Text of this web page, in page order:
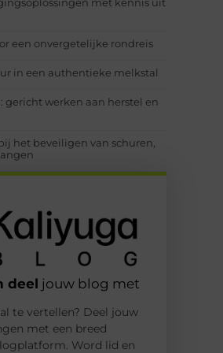
een onvergetelijke rondreis
in een authentieke melkstal
gericht werken aan herstel en
het beveiligen van schuren,
deel jouw blog met
te vertellen? Deel jouw
met een breed
Word lid en